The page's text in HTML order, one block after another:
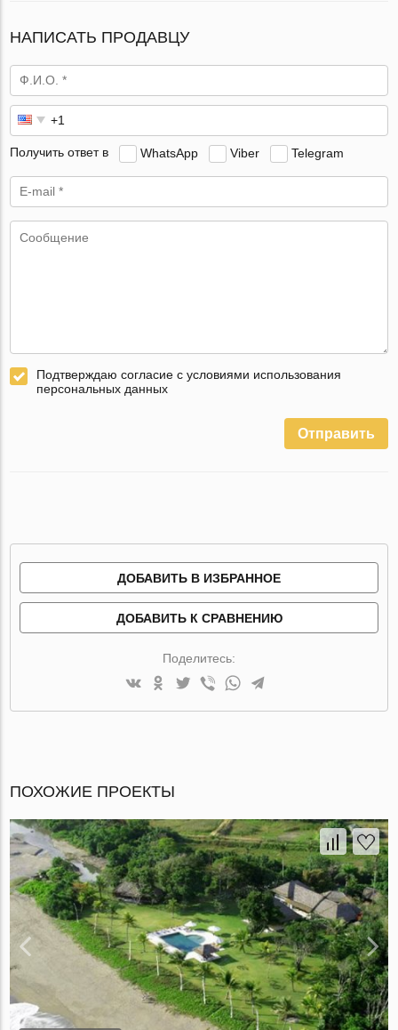
НАПИСАТЬ ПРОДАВЦУ
Получить ответ в WhatsApp Viber Telegram
Подтверждаю согласие с условиями использования
персональных данных
Отправить
ДОБАВИТЬ В ИЗБРАННОЕ
ДОБАВИТЬ К СРАВНЕНИЮ
Поделитесь:
ПОХОЖИЕ ПРОЕКТЫ